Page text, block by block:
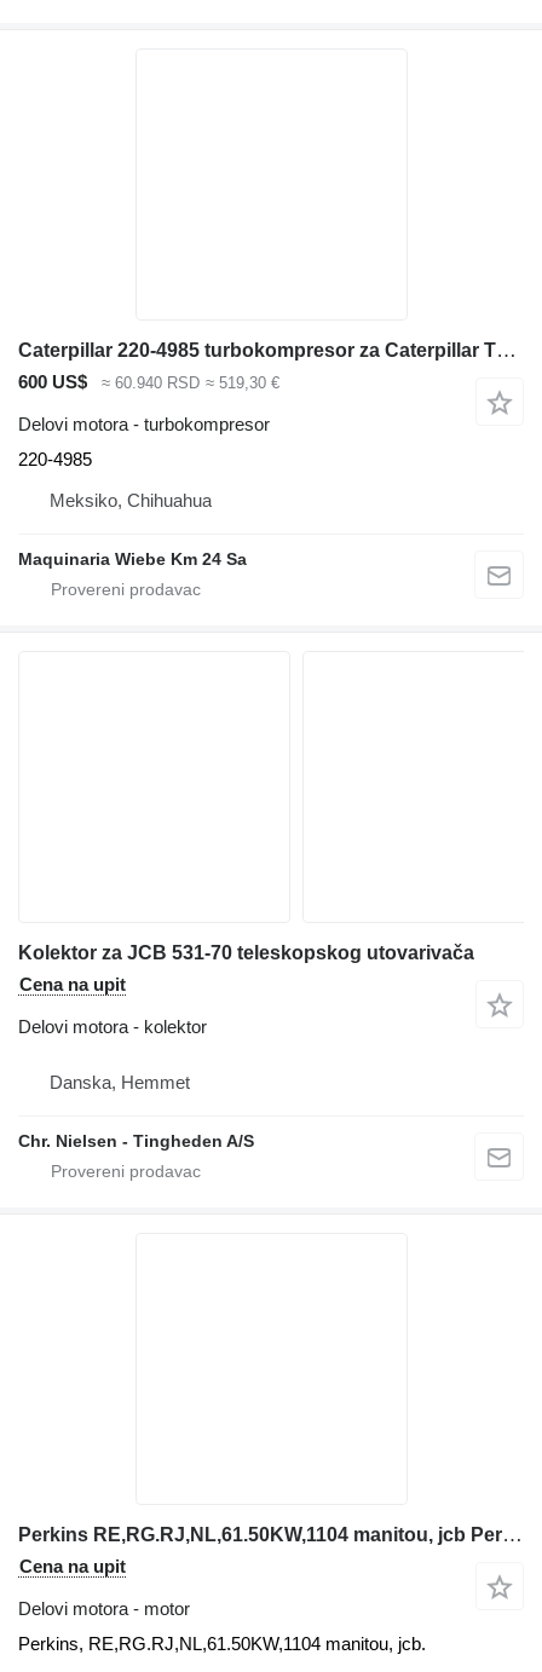
Caterpillar 220-4985 turbokompresor za Caterpillar TH360B teleskopskog utovarivača
600 US$ ≈ 60.940 RSD ≈ 519,30 €
Delovi motora - turbokompresor
220-4985
Meksiko, Chihuahua
Maquinaria Wiebe Km 24 Sa
Kolektor za JCB 531-70 teleskopskog utovarivača
Cena na upit
Delovi motora - kolektor
Danska, Hemmet
Chr. Nielsen - Tingheden A/S
Perkins RE,RG.RJ,NL,61.50KW,1104 manitou, jcb Perkins motor za teleskopskog utovarivača
Cena na upit
Delovi motora - motor
Perkins, RE,RG.RJ,NL,61.50KW,1104 manitou, jcb.